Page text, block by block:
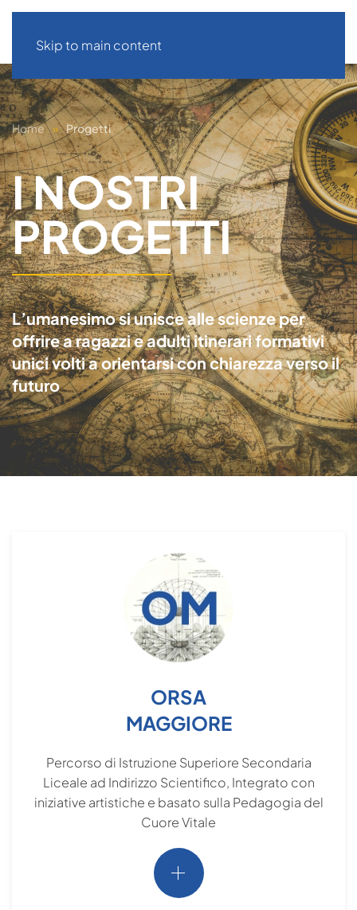
Skip to main content
Home Progetti
I NOSTRI
PROGETTI
L’umanesimo si unisce alle scienze per
offrire a ragazzi e adulti itinerari formativi
unici volti a orientarsi con chiarezza verso il
futuro
ORSA
MAGGIORE
Percorso di Istruzione Superiore Secondaria
Liceale ad Indirizzo Scientifico, Integrato con
iniziative artistiche e basato sulla Pedagogia del
Cuore Vitale